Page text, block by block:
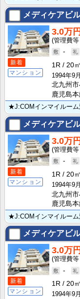
メディケアビ
新着
マンション
3.0万円
-
1R
20㎡
1994年9月
北九州
鹿児島
メディケアビ
新着
マンション
3.0万円
-
1R
20㎡
1994年9月
北九州
鹿児島
メディケアビ
新着
マンション
3.0万円
-
1R
20㎡
1994年9月